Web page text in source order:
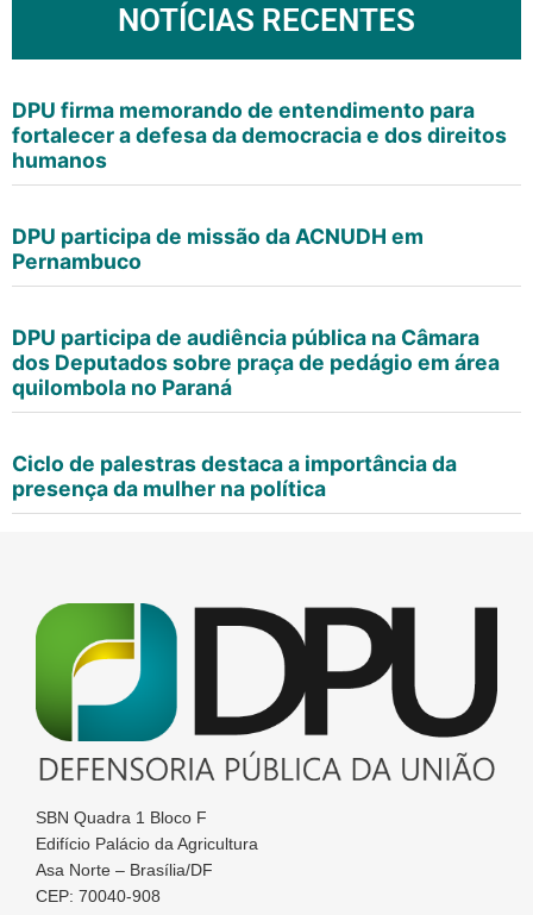
NOTÍCIAS RECENTES
DPU firma memorando de entendimento para
fortalecer a defesa da democracia e dos direitos
humanos
DPU participa de missão da ACNUDH em
Pernambuco
DPU participa de audiência pública na Câmara
dos Deputados sobre praça de pedágio em área
quilombola no Paraná
Ciclo de palestras destaca a importância da
presença da mulher na política
SBN Quadra 1 Bloco F
Edifício Palácio da Agricultura
Asa Norte – Brasília/DF
CEP: 70040-908